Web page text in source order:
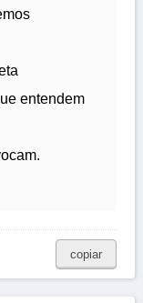
entendem
copiar